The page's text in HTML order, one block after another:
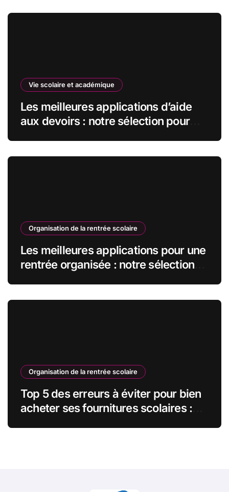
Vie scolaire et académique
Les meilleures applications d’aide
aux devoirs : notre sélection pour
Organisation de la rentrée scolaire
Les meilleures applications pour une
rentrée organisée : notre sélection
Organisation de la rentrée scolaire
Top 5 des erreurs à éviter pour bien
acheter ses fournitures scolaires :